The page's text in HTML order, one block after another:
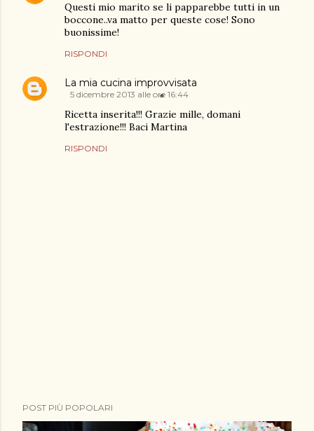
Questi mio marito se li papparebbe tutti in un
boccone..va matto per queste cose! Sono
buonissime!
RISPONDI
La mia cucina improvvisata
5 dicembre 2013 alle ore 16:44
Ricetta inserita!!! Grazie mille, domani
l'estrazione!!! Baci Martina
RISPONDI
o
POST PIÙ POPOLARI